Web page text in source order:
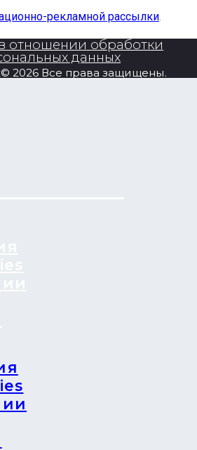
рекламной рассылки
отношении обработки
данных
2026 Все права защищены.